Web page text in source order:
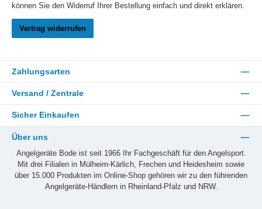
können Sie den Widerruf Ihrer Bestellung einfach und direkt erklären.
Vertrag widerrufen
Zahlungsarten
Versand / Zentrale
Sicher Einkaufen
Über uns
Angelgeräte Bode ist seit 1966 Ihr Fachgeschäft für den Angelsport.
Mit drei Filialen in Mülheim-Kärlich, Frechen und Heidesheim sowie
über 15.000 Produkten im Online-Shop gehören wir zu den führenden
Angelgeräte-Händlern in Rheinland-Pfalz und NRW.